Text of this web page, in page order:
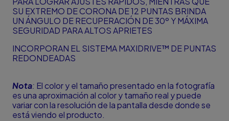
SU EXTREMO DE CORONA DE 12 PUNTAS BRINDA
UN ÁNGULO DE RECUPERACIÓN DE 30º Y MÁXIMA
SEGURIDAD PARA ALTOS APRIETES
INCORPORAN EL SISTEMA MAXIDRIVE™ DE PUNTAS
REDONDEADAS
Nota: El color y el tamaño presentado en la fotografía
es una aproximación al color y tamaño real y puede
variar con la resolución de la pantalla desde donde se
está viendo el producto.